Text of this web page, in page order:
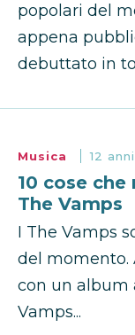
popolari del
appena
debuttato in
Musica 12
10 cose che
The Vamps
I The Vamps
del momento.
con un album
Vamps...